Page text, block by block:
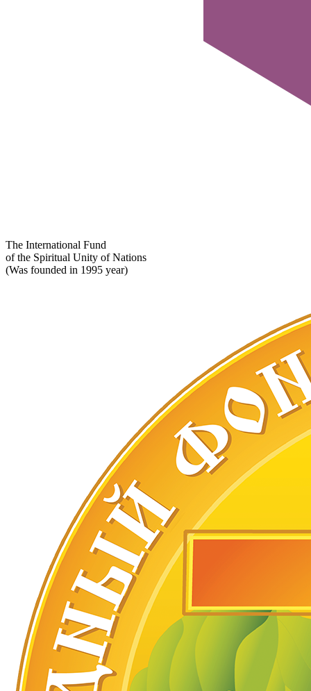
The International Fund
of the Spiritual Unity of Nations
(Was founded in 1995 year)